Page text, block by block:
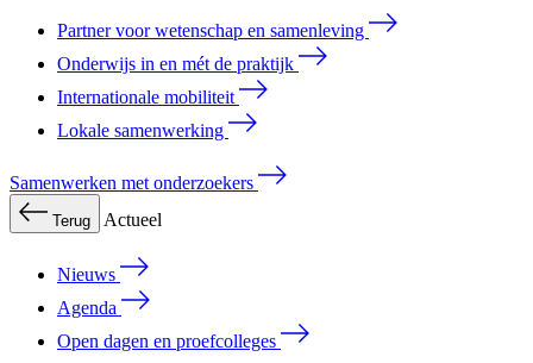
Partner voor wetenschap en samenleving
Onderwijs in en mét de praktijk
Internationale mobiliteit
Lokale samenwerking
Samenwerken met onderzoekers
Terug Actueel
Nieuws
Agenda
Open dagen en proefcolleges